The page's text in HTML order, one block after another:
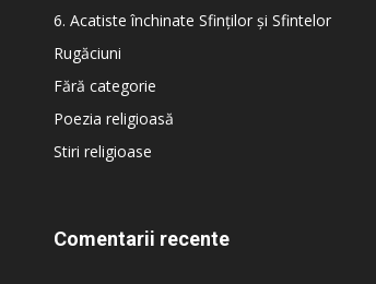
6. Acatiste închinate Sfinților și Sfintelor
Rugăciuni
Fără categorie
Poezia religioasă
Stiri religioase
Comentarii recente